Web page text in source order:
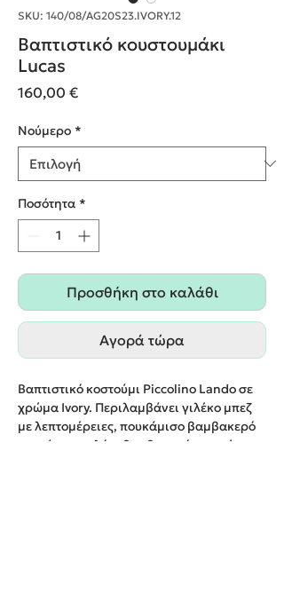
SKU: 140/08/AG20S23.IVORY.12
Βαπτιστικό κουστουμάκι
Lucas
160,00 €Τιμή
Nούμερο *
Ποσότητα *
Προσθήκη στο καλάθι
Αγορά τώρα
Βαπτιστικό κοστούμι Piccolino Lando σε
χρώμα Ivory. Περιλαμβάνει γιλέκο μπεζ
με λεπτομέρειες, πουκάμισο βαμβακερό
εκρού, παντελόνι βαμβακερό σε χρώμα